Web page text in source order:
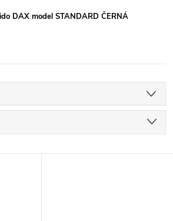
DAX model STANDARD ČERNÁ